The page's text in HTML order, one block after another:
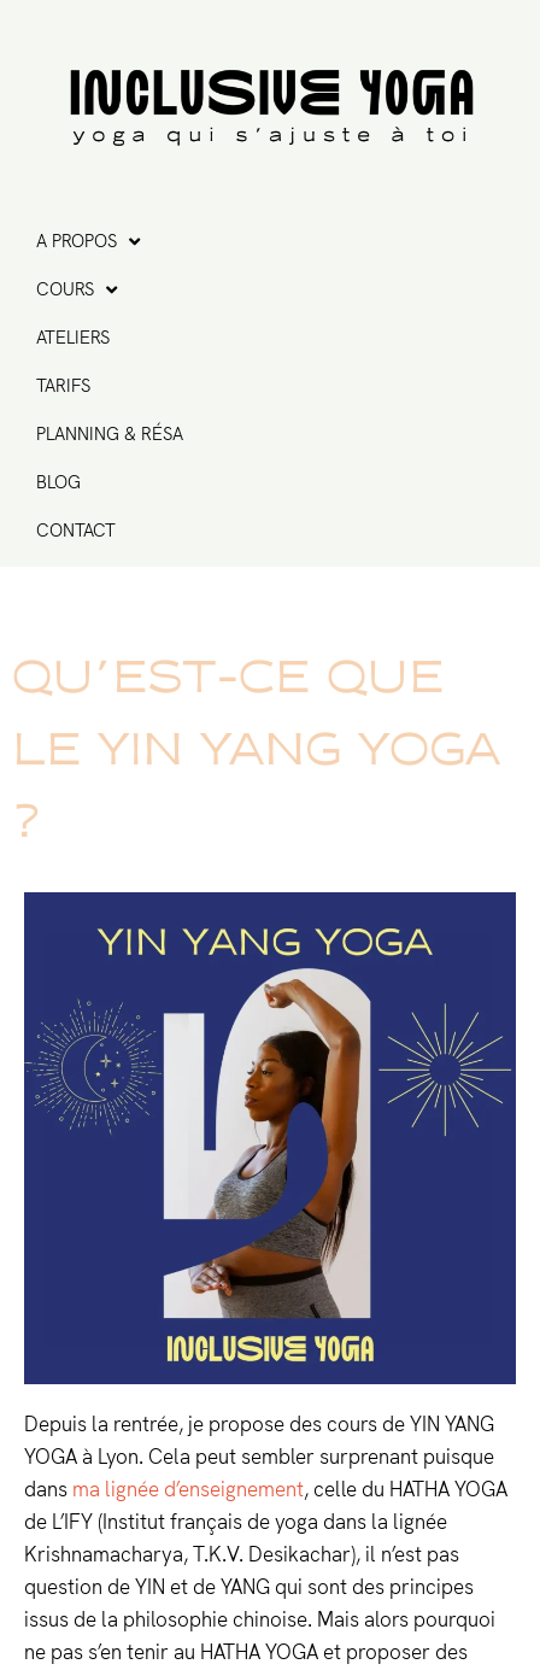
A PROPOS
COURS
ATELIERS
TARIFS
PLANNING & RÉSA
BLOG
CONTACT
QU’EST-CE QUE
LE YIN YANG YOGA
?
Depuis la rentrée, je propose des cours de YIN YANG
YOGA à Lyon. Cela peut sembler surprenant puisque
dans ma lignée d’enseignement, celle du HATHA YOGA
de L’IFY (Institut français de yoga dans la lignée
Krishnamacharya, T.K.V. Desikachar), il n’est pas
question de YIN et de YANG qui sont des principes
issus de la philosophie chinoise. Mais alors pourquoi
ne pas s’en tenir au HATHA YOGA et proposer des